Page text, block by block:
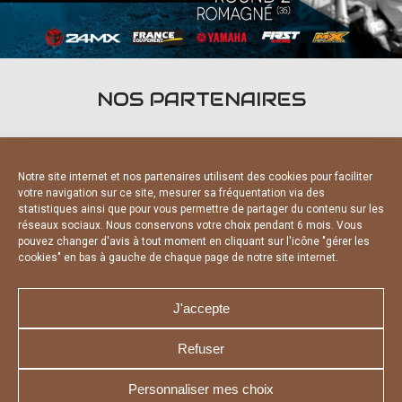
Notre site internet et nos partenaires utilisent des cookies pour faciliter
votre navigation sur ce site, mesurer sa fréquentation via des
statistiques ainsi que pour vous permettre de partager du contenu sur les
réseaux sociaux. Nous conservons votre choix pendant 6 mois. Vous
pouvez changer d'avis à tout moment en cliquant sur l'icône "gérer les
cookies" en bas à gauche de chaque page de notre site internet.
J'accepte
Refuser
Personnaliser mes choix
NOS PARTENAIRES
PARTENAIRES OFFICIELS
NOUS CONTACTER
MENTIONS LÉGALES
CHARTE DE CONFIDENTIALITÉ
DÉCLARATION DE CONFIDENTIALITÉ